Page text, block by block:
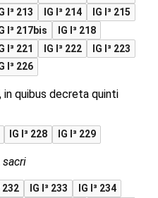
I³ 213 IG I³ 214
IG I³ 215
I³ 217bis
IG I³ 218
I³ 221 IG I³ 222
IG I³ 223
I³ 226
in quibus decreta quinti
IG I³ 228 IG I³ 229
sacri
232 IG I³ 233
IG I³ 234